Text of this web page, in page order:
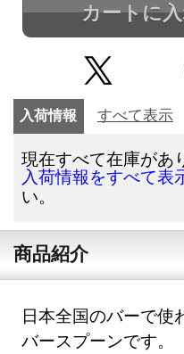
カートに
入荷情報 すべて表示
現在すべて在庫があ
入荷情報をすべて表
い。
商品紹介
日本全国のバーで使
バースプーンです。